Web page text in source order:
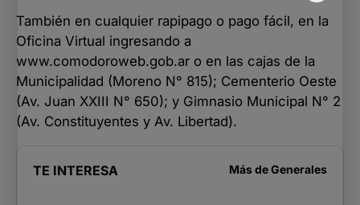
También en cualquier rapipago o pago fácil, en la
Oficina Virtual ingresando a
www.comodoroweb.gob.ar o en las cajas de la
Municipalidad (Moreno N° 815); Cementerio Oeste
(Av. Juan XXIII N° 650); y Gimnasio Municipal N° 2
(Av. Constituyentes y Av. Libertad).
TE INTERESA Más deGenerales